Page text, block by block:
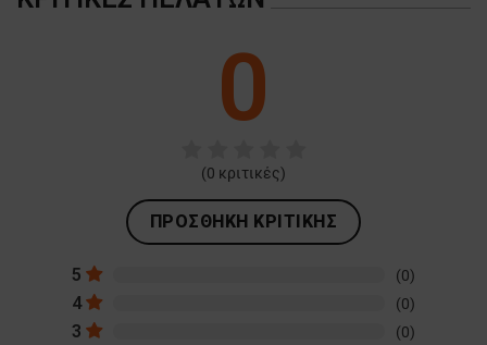
0
(0 κριτικές)
ΠΡΟΣΘΉΚΗ ΚΡΙΤΙΚΉΣ
5 (0)
4 (0)
3 (0)